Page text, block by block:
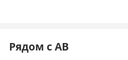
Рядом с AB